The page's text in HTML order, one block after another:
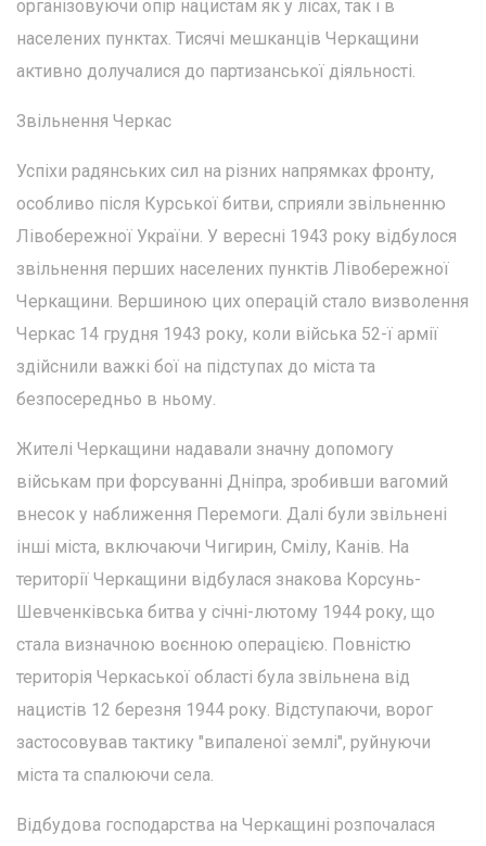
організовуючи опір нацистам як у лісах, так і в
населених пунктах. Тисячі мешканців Черкащини
активно долучалися до партизанської діяльності.
Звільнення Черкас
Успіхи радянських сил на різних напрямках фронту,
особливо після Курської битви, сприяли звільненню
Лівобережної України. У вересні 1943 року відбулося
звільнення перших населених пунктів Лівобережної
Черкащини. Вершиною цих операцій стало визволення
Черкас 14 грудня 1943 року, коли війська 52-ї армії
здійснили важкі бої на підступах до міста та
безпосередньо в ньому.
Жителі Черкащини надавали значну допомогу
військам при форсуванні Дніпра, зробивши вагомий
внесок у наближення Перемоги. Далі були звільнені
інші міста, включаючи Чигирин, Смілу, Канів. На
території Черкащини відбулася знакова Корсунь-
Шевченківська битва у січні-лютому 1944 року, що
стала визначною воєнною операцією. Повністю
територія Черкаської області була звільнена від
нацистів 12 березня 1944 року. Відступаючи, ворог
застосовував тактику "випаленої землі", руйнуючи
міста та спалюючи села.
Відбудова господарства на Черкащині розпочалася